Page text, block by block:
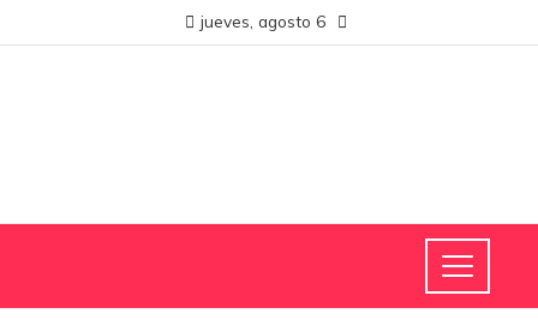
jueves, agosto 6